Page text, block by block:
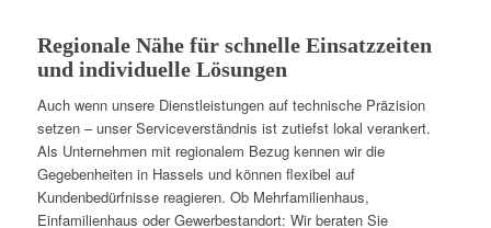
Regionale Nähe für schnelle Einsatzzeiten
und individuelle Lösungen
Auch wenn unsere Dienstleistungen auf technische Präzision
setzen – unser Serviceverständnis ist zutiefst lokal verankert.
Als Unternehmen mit regionalem Bezug kennen wir die
Gegebenheiten in Hassels und können flexibel auf
Kundenbedürfnisse reagieren. Ob Mehrfamilienhaus,
Einfamilienhaus oder Gewerbestandort: Wir beraten Sie